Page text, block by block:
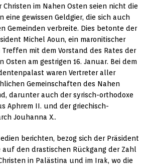
im Nahen Osten seien nicht die
eine gewissen Geldgier, die sich auch
Gemeinden verbreite. Dies betonte der
Michel Aoun, ein maronitischer
Treffen mit dem Vorstand des Rates der
Osten am gestrigen 16. Januar. Bei dem
waren Vertreter aller
Gemeinschaften des Nahen
darunter auch der syrisch-orthodoxe
Aphrem II. und der griechisch-
Jouhanna X..
berichten, bezog sich der Präsident
auf den drastischen Rückgang der Zahl
in Palästina und im Irak, wo die